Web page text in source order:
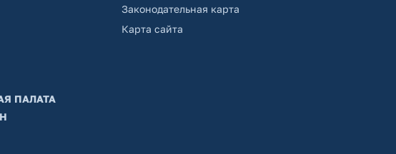
ПАЛАТА
Законодательная карта
Карта сайта